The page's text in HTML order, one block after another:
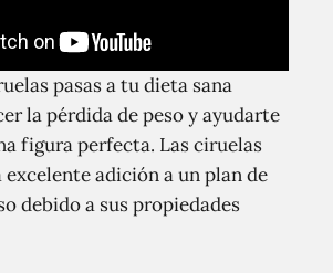
pasas a tu dieta sana
la pérdida de peso y ayudarte
figura perfecta. Las ciruelas
excelente adición a un plan de
debido a sus propiedades